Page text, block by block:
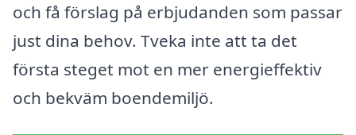
och få förslag på erbjudanden som passar
just dina behov. Tveka inte att ta det
första steget mot en mer energieffektiv
och bekväm boendemiljö.